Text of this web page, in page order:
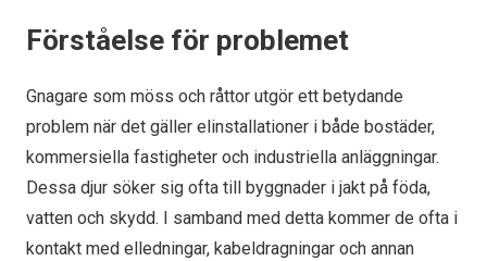
Förståelse för problemet
Gnagare som möss och råttor utgör ett betydande
problem när det gäller elinstallationer i både bostäder,
kommersiella fastigheter och industriella anläggningar.
Dessa djur söker sig ofta till byggnader i jakt på föda,
vatten och skydd. I samband med detta kommer de ofta i
kontakt med elledningar, kabeldragningar och annan